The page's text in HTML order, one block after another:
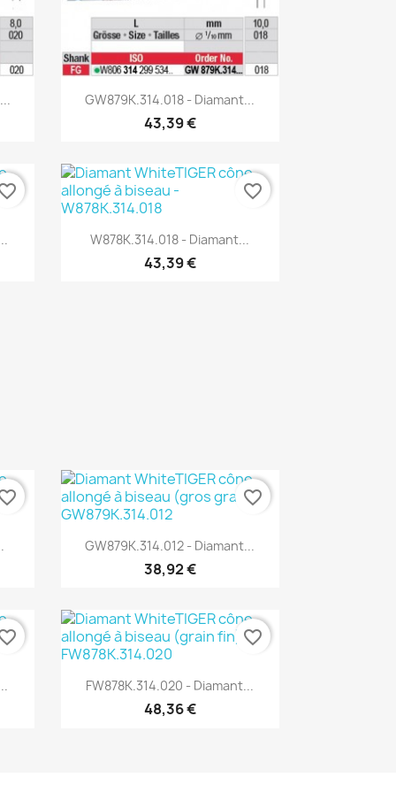
Aperçu rapide
GW879K.314.018 - Diamant...
43,39 €
 Aperçu rapide
W878K.314.018 - Diamant...
43,39 €
favorite_border
Aperçu rapide
GW879K.314.012 - Diamant...
38,92 €
favorite_border
Aperçu rapide
FW878K.314.020 - Diamant...
48,36 €
favorite_border